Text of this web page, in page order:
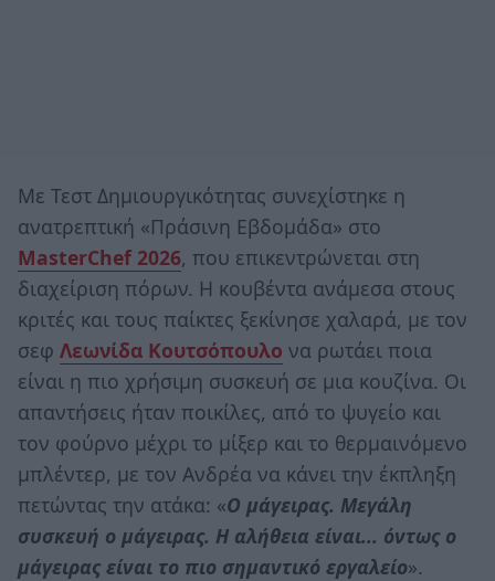
Με Τεστ Δημιουργικότητας συνεχίστηκε η
ανατρεπτική «Πράσινη Εβδομάδα» στο
MasterChef 2026, που επικεντρώνεται στη
διαχείριση πόρων. Η κουβέντα ανάμεσα στους
κριτές και τους παίκτες ξεκίνησε χαλαρά, με τον
σεφ Λεωνίδα Κουτσόπουλο να ρωτάει ποια
είναι η πιο χρήσιμη συσκευή σε μια κουζίνα. Οι
απαντήσεις ήταν ποικίλες, από το ψυγείο και
τον φούρνο μέχρι το μίξερ και το θερμαινόμενο
μπλέντερ, με τον Ανδρέα να κάνει την έκπληξη
πετώντας την ατάκα: «Ο μάγειρας. Μεγάλη
συσκευή ο μάγειρας. Η αλήθεια είναι... όντως ο
μάγειρας είναι το πιο σημαντικό εργαλείο».